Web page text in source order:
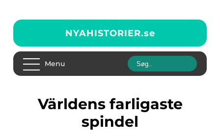
NYAHISTORIER.se
Menu
världens farligaste
spindel